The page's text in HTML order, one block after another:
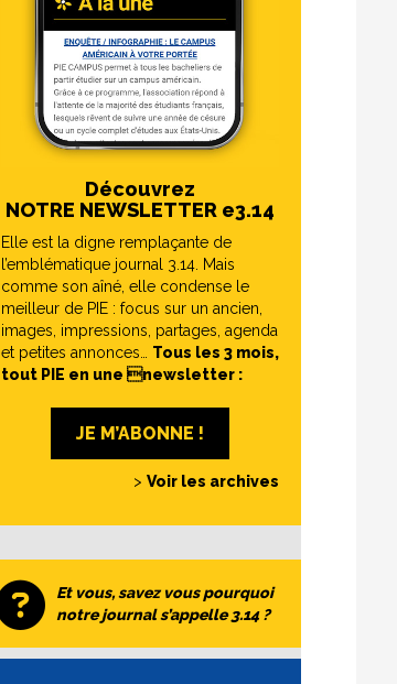
Découvrez
NOTRE NEWSLETTER e3.14
Elle est la digne remplaçante de
l’emblématique journal 3.14. Mais
comme son aîné, elle condense le
meilleur de PIE : focus sur un ancien,
images, impressions, partages, agenda
et petites annonces… Tous les 3 mois,
tout PIE en une newsletter :
JE M’ABONNE !
> Voir les archives
Et vous, savez vous pourquoi
notre journal s’appelle 3.14 ?